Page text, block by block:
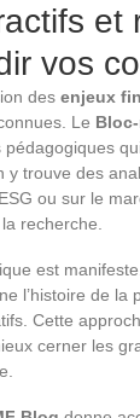
et
vos
des enjeux
Le
y trouve des
ou sur le
recherche.
est manifeste.
l’histoire de
Cette
cerner les